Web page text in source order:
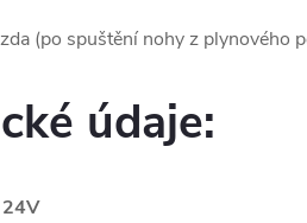
(po spuštění nohy z plynového
údaje: